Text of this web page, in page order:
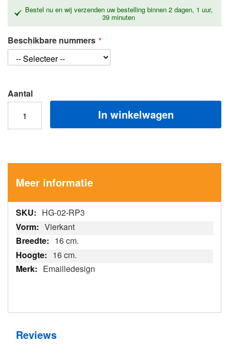
Bestel nu en wij verzenden uw bestelling binnen 2 dagen, 1 uur,
39 minuten
Beschikbare nummers
Aantal
In winkelwagen
Meer informatie
Meer
informatie
HG-02-RP3
Vierkant
16 cm.
16 cm.
Emailledesign
Reviews